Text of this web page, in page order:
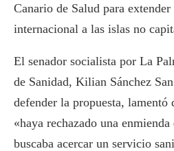
Canario de Salud para
internacional a las islas no
El senador socialista por La
de Sanidad, Kilian Sánchez
defender la propuesta, lamentó
«haya rechazado una
buscaba acercar un servicio